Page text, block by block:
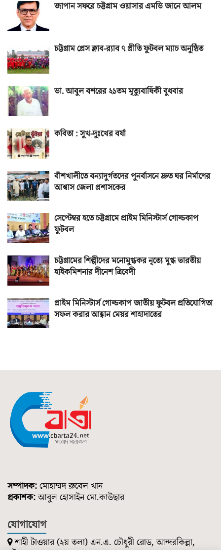
জাপান সফরে চট্টগ্রাম ওয়াসার এমডি জানে আলম
চট্টগ্রাম প্রেস ক্লাব-র‌্যাব ৭ প্রীতি ফুটবল ম্যাচ অনুষ্ঠিত
ডা. আবুল বশরের ২১তম মৃত্যুবার্ষিকী বুধবার
কবিতা : সুখ-দুঃখের বর্ষা
বাঁশখালীতে বন্যাদুর্গতদের পুনর্বাসনে দ্রুত ঘর নির্মাণের
আশ্বাস জেলা প্রশাসকের
সেপ্টেম্বর হতে চট্টগ্রামে প্রাইম মিনিস্টার্স গোল্ডকাপ
ফুটবল
চট্টগ্রামের শিল্পীদের মনোমুগ্ধকর নৃত্যে মুগ্ধ ভারতীয়
হাইকমিশনার দীনেশ ত্রিবেদী
প্রাইম মিনিস্টার্স গোল্ডকাপ জাতীয় ফুটবল প্রতিযোগিতা
সফল করার আহ্বান মেয়র শাহাদাতের
সম্পাদক: মোহাম্মদ রুবেল খান
প্রকাশক:আবুল হোসাইন মো.কাউছার
যোগাযোগ
শাহী টাওয়ার (২য় তলা) এন.এ. চৌধুরী রোড, আন্দরকিল্লা,